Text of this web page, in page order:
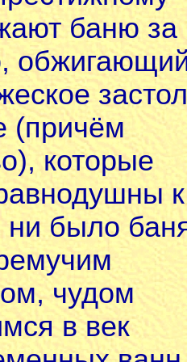
баню за
(причём
которые
к
ни было
чудом
в век